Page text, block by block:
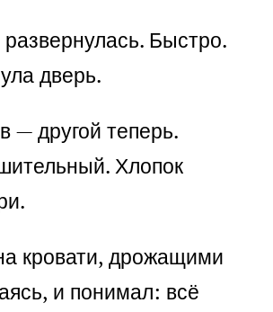
Быстро.
дверь.
— другой теперь.
Хлопок
кровати, дрожащими
и понимал: всё